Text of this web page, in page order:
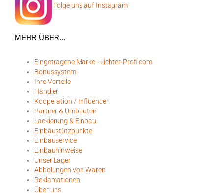
Folge uns auf Instagram
MEHR ÜBER...
Eingetragene Marke - Lichter-Profi.com
Bonussystem
Ihre Vorteile
Händler
Kooperation / Influencer
Partner & Umbauten
Lackierung & Einbau
Einbaustützpunkte
Einbauservice
Einbauhinweise
Unser Lager
Abholungen von Waren
Reklamationen
Über uns